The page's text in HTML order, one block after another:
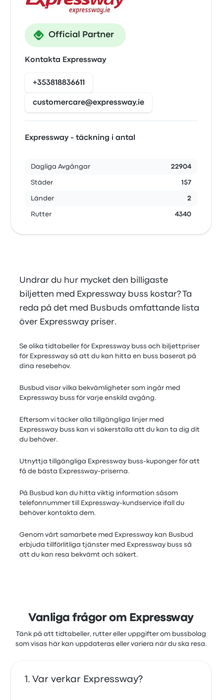
Official Partner
Kontakta Expressway
+353818836611
customercare@expressway.ie
Expressway - täckning i antal
Dagliga Avgångar 22904
Städer 157
Länder 2
Rutter 4340
Undrar du hur mycket den billigaste
biljetten med Expressway buss kostar? Ta
reda på det med Busbuds omfattande lista
över Expressway priser.
Se olika tidtabeller för Expressway buss och biljettpriser
för Expressway så att du kan hitta en buss baserat på
dina resebehov.
Busbud visar vilka bekvämligheter som ingår med
Expressway buss för varje enskild avgång.
Eftersom vi täcker alla tillgängliga linjer med
Expressway buss kan vi säkerställa att du kan ta dig dit
du behöver.
Utnyttja tillgängliga Expressway buss-kuponger för att
få de bästa Expressway-priserna.
På Busbud kan du hitta viktig information såsom
telefonnummer till Expressway-kundservice ifall du
behöver kontakta dem.
Genom vårt samarbete med Expressway kan Busbud
erbjuda tillförlitliga tjänster med Expressway buss så
att du kan resa bekvämt och säkert.
Vanliga frågor om Expressway
Tänk på att tidtabeller, rutter eller uppgifter om bussbolag
som visas här kan uppdateras eller variera när du ska resa.
Var verkar Expressway?